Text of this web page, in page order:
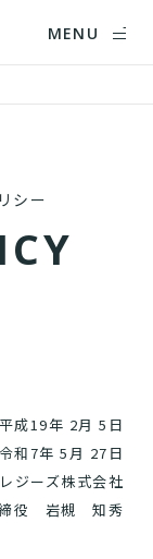
MENU
シー
ICY
成19年 2月 5日
和7年 5月 27日
ジーズ株式会社
締役 岩槻 知秀